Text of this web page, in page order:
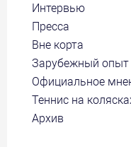
Интервью
Пресса
Вне корта
Зарубежный опыт
Официальное
Теннис на
Архив